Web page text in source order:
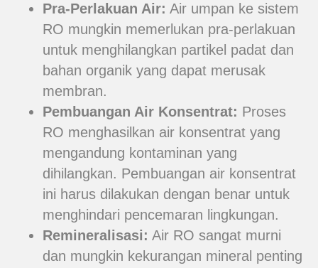
Pra-Perlakuan Air: Air umpan ke sistem
RO mungkin memerlukan pra-perlakuan
untuk menghilangkan partikel padat dan
bahan organik yang dapat merusak
membran.
Pembuangan Air Konsentrat: Proses
RO menghasilkan air konsentrat yang
mengandung kontaminan yang
dihilangkan. Pembuangan air konsentrat
ini harus dilakukan dengan benar untuk
menghindari pencemaran lingkungan.
Remineralisasi: Air RO sangat murni
dan mungkin kekurangan mineral penting